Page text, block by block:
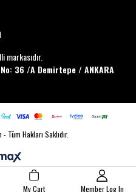
36 /A Demirtepe / ANKARA
Hakları Saklıdır.
My Cart Member Log In